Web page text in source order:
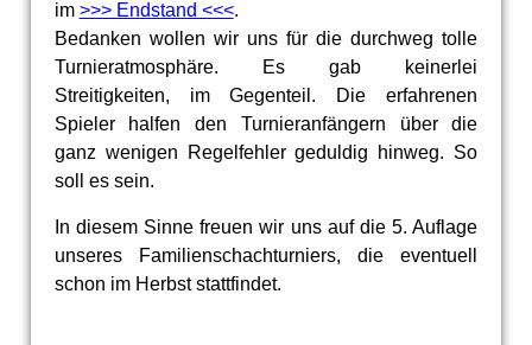
im >>> Endstand <<<.
Bedanken wollen wir uns für die durchweg tolle
Turnieratmosphäre. Es gab keinerlei
Streitigkeiten, im Gegenteil. Die erfahrenen
Spieler halfen den Turnieranfängern über die
ganz wenigen Regelfehler geduldig hinweg. So
soll es sein.
In diesem Sinne freuen wir uns auf die 5. Auflage
unseres Familienschachturniers, die eventuell
schon im Herbst stattfindet.